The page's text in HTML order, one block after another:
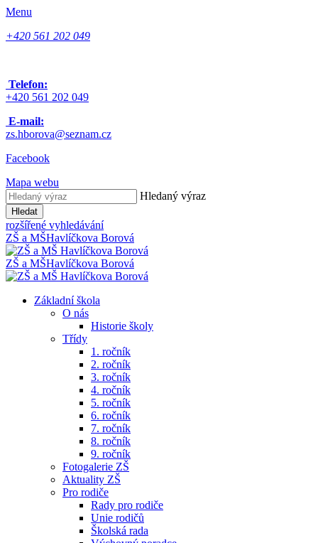
Menu
+420 561 202 049
Telefon:
+420 561 202 049
E-mail:
zs.hborova@seznam.cz
Facebook
Mapa webu
Hledaný výraz
Hledat
rozšířené vyhledávání
ZŠ a MŠHavlíčkova Borová
ZŠ a MŠHavlíčkova Borová
Základní škola
O nás
Historie školy
Třídy
1. ročník
2. ročník
3. ročník
4. ročník
5. ročník
6. ročník
7. ročník
8. ročník
9. ročník
Fotogalerie ZŠ
Aktuality ZŠ
Pro rodiče
Rady pro rodiče
Unie rodičů
Školská rada